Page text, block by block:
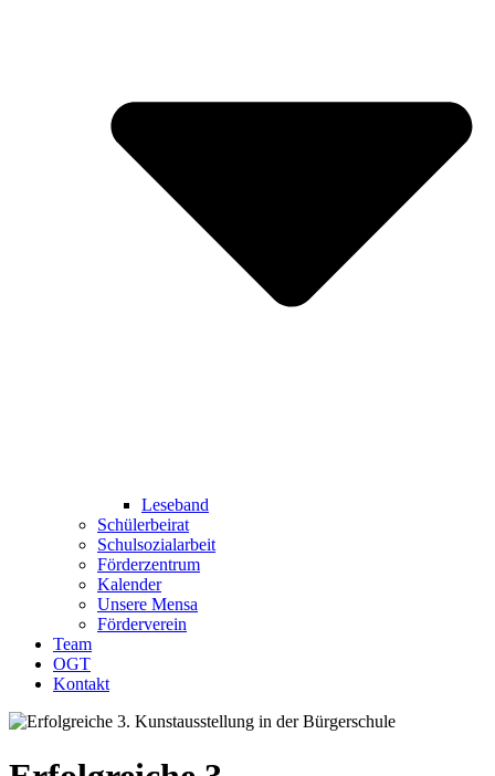
Leseband
Schülerbeirat
Schulsozialarbeit
Förderzentrum
Kalender
Unsere Mensa
Förderverein
Team
OGT
Kontakt